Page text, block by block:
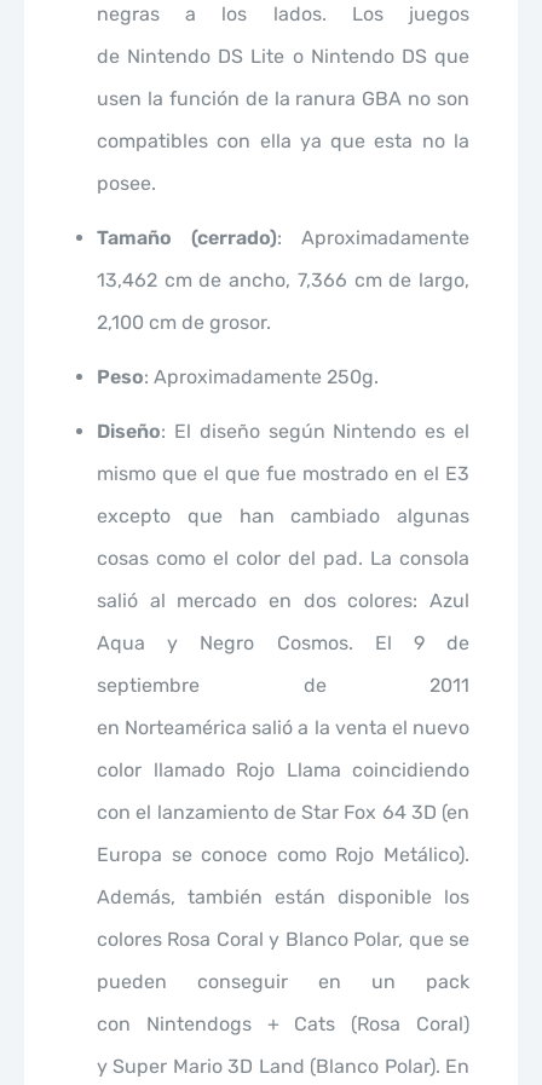
negras a los lados. Los juegos
de Nintendo DS Lite o Nintendo DS que
usen la función de la ranura GBA no son
compatibles con ella ya que esta no la
posee.
Tamaño (cerrado): Aproximadamente
13,462 cm de ancho, 7,366 cm de largo,
2,100 cm de grosor.
Peso: Aproximadamente 250g.
Diseño: El diseño según Nintendo es el
mismo que el que fue mostrado en el E3
excepto que han cambiado algunas
cosas como el color del pad. La consola
salió al mercado en dos colores: Azul
Aqua y Negro Cosmos. El 9 de
septiembre de 2011
en Norteamérica salió a la venta el nuevo
color llamado Rojo Llama coincidiendo
con el lanzamiento de Star Fox 64 3D (en
Europa se conoce como Rojo Metálico).
Además, también están disponible los
colores Rosa Coral y Blanco Polar, que se
pueden conseguir en un pack
con Nintendogs + Cats (Rosa Coral)
y Super Mario 3D Land (Blanco Polar). En